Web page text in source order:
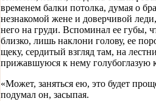
временем балки потолка, думая о
незнакомой жене и доверчивой
него на груди. Вспоминал ее губы,
близко, лишь наклони голову, ее
щеку, сердитый взгляд там, на
прижавшуюся к нему голубоглазую
«Может, заняться ею, это будет
подумал он, засыпая.